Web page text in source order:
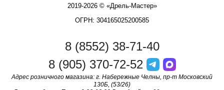
2019-2026 © «Дрель-Мастер»
ОГРН: 304165025200585
8 (8552) 38-71-40
8 (905) 370-72-52
Адрес розничного магазина: г. Набережные Челны, пр-т Московский
130Б, (53/26)